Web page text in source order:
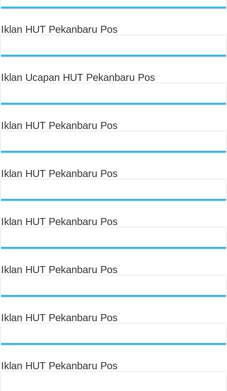
Iklan HUT Pekanbaru Pos
Iklan Ucapan HUT Pekanbaru Pos
Iklan HUT Pekanbaru Pos
Iklan HUT Pekanbaru Pos
Iklan HUT Pekanbaru Pos
Iklan HUT Pekanbaru Pos
Iklan HUT Pekanbaru Pos
Iklan HUT Pekanbaru Pos